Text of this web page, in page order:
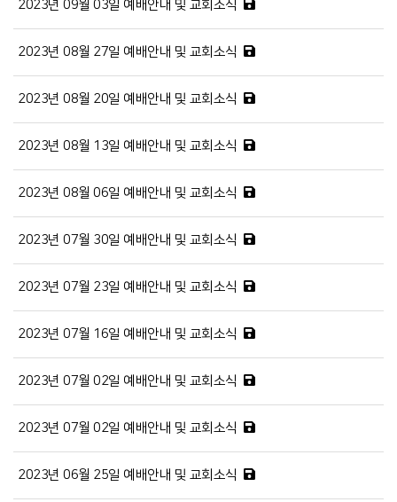
2023년 09월 03일 예배안내 및 교회소식
2023년 08월 27일 예배안내 및 교회소식
2023년 08월 20일 예배안내 및 교회소식
2023년 08월 13일 예배안내 및 교회소식
2023년 08월 06일 예배안내 및 교회소식
2023년 07월 30일 예배안내 및 교회소식
2023년 07월 23일 예배안내 및 교회소식
2023년 07월 16일 예배안내 및 교회소식
2023년 07월 02일 예배안내 및 교회소식
2023년 07월 02일 예배안내 및 교회소식
2023년 06월 25일 예배안내 및 교회소식